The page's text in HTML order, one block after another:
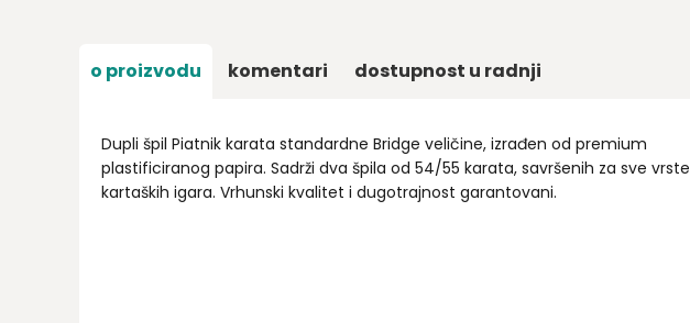
o proizvodu komentari dostupnost u radnji
Dupli špil Piatnik karata standardne Bridge veličine, izrađen od premium
plastificiranog papira. Sadrži dva špila od 54/55 karata, savršenih za sve vrste
kartaških igara. Vrhunski kvalitet i dugotrajnost garantovani.